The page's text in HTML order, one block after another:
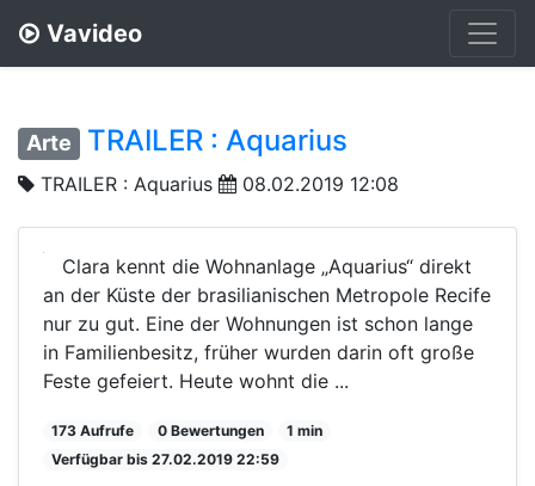
Vavideo
Arte TRAILER : Aquarius
TRAILER : Aquarius 08.02.2019 12:08
Clara kennt die Wohnanlage „Aquarius“ direkt
an der Küste der brasilianischen Metropole Recife
nur zu gut. Eine der Wohnungen ist schon lange
in Familienbesitz, früher wurden darin oft große
Feste gefeiert. Heute wohnt die ...
173 Aufrufe 0 Bewertungen
1 min
Verfügbar bis 27.02.2019 22:59